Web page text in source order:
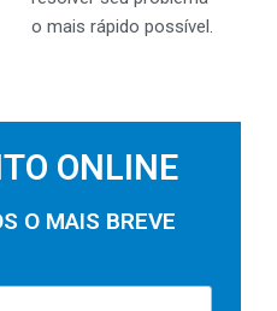
o mais rápido possível.
ONLINE
O MAIS BREVE